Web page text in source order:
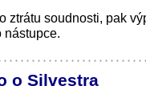
ztrátu soudnosti, pak
nástupce.
o Silvestra